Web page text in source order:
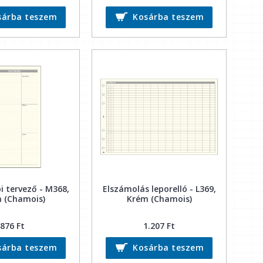
teszem
Kosárba teszem
tervező - M368,
(Chamois)
876 Ft
teszem
Elszámolás leporelló - L369,
Krém (Chamois)
1.207 Ft
Kosárba teszem